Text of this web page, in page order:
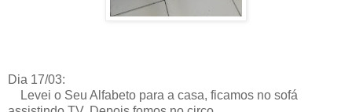
Dia 17/03:
Levei o Seu Alfabeto para a casa, ficamos no sofá